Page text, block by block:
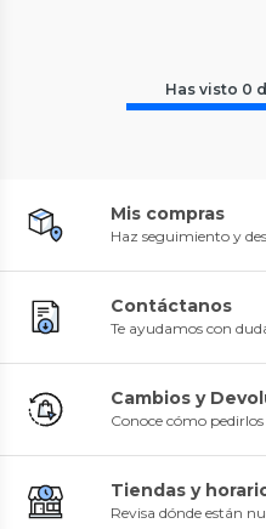
Has visto 0
Mis compras
Haz seguimiento y
Contáctanos
Te ayudamos con
Cambios y
Conoce cómo pedirlos
Tiendas y
Revisa dónde están